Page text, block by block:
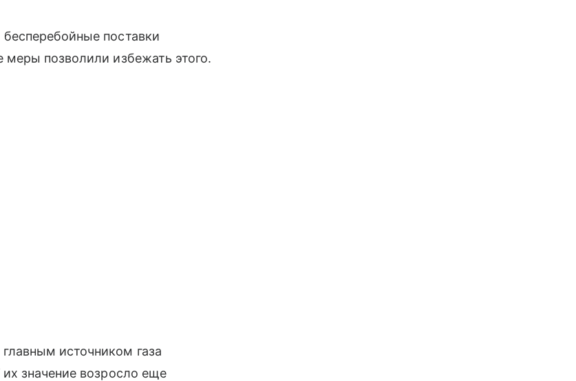
поставки
меры позволили избежать этого.
источником газа
значение возросло еще